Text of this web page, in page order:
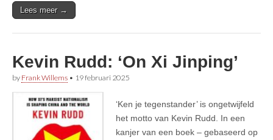
Lees meer →
Kevin Rudd: ‘On Xi Jinping’
by Frank Willems • 19 februari 2025
‘Ken je tegenstander’ is ongetwijfeld
het motto van Kevin Rudd. In een
kanjer van een boek – gebaseerd op